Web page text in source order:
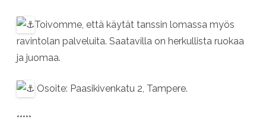
Toivomme, että käytät tanssin lomassa myös
ravintolan palveluita. Saatavilla on herkullista ruokaa
ja juomaa.
Osoite: Paasikivenkatu 2, Tampere.
*****